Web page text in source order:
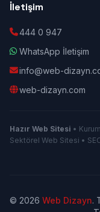
İletişim
444 0 947
WhatsApp İletişim
info@web-
web-dizayn.com
Hazır Web Sitesi •
Sektörel Web Sitesi •
© 2026 Web Dizayn.